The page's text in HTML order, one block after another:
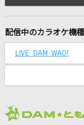
ダーリン
[生音]それを愛と
配信中のカラオケ機種
LIVE DAM WAO!